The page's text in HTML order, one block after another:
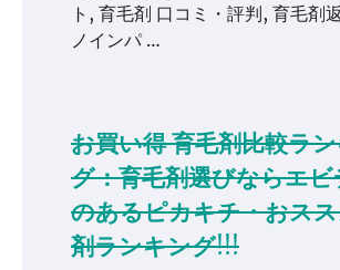
ト, 育毛剤 口コミ・評判, 育毛剤
ノインパ …
お買い得 育毛剤比較ラ
グ：育毛剤選びならエ
のあるピカキチ・おス
剤ランキング!!!